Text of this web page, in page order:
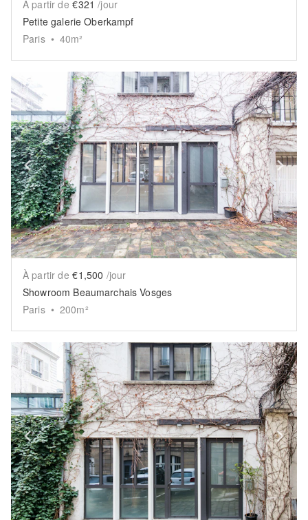
À partir de €321 /jour
Petite galerie Oberkampf
Paris • 40m²
Show previous slide
À partir de €1,500 /jour
Showroom Beaumarchais Vosges
Paris • 200m²
Show previous slide